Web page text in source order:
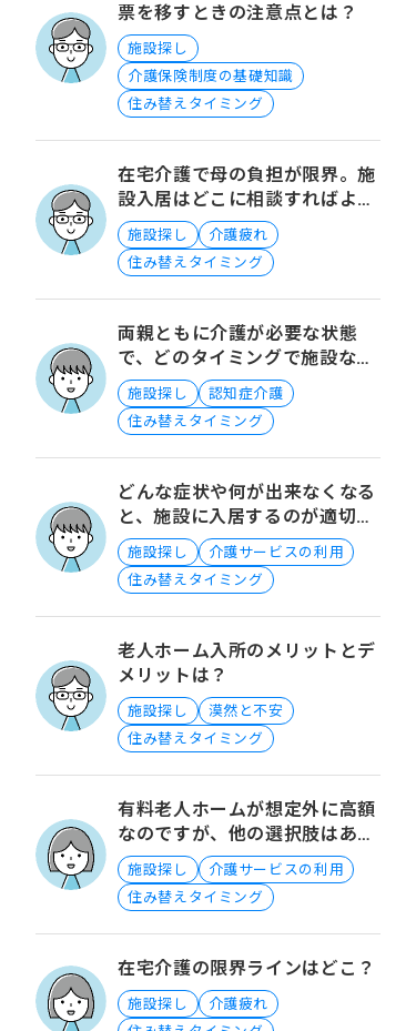
票を移すときの注意点とは？
施設探し
介護保険制度の基礎知識
住み替えタイミング
在宅介護で母の負担が限界。施
設入居はどこに相談すればよい
でしょうか？
施設探し
介護疲れ
住み替えタイミング
両親ともに介護が必要な状態
で、どのタイミングで施設など
を考えるべきか、また同じ施設
が良いのかなど考え方を教えて
ほしいです。
施設探し
認知症介護
住み替えタイミング
どんな症状や何が出来なくなる
と、施設に入居するのが適切な
のでしょうか？
施設探し
介護サービスの利用
住み替えタイミング
老人ホーム入所のメリットとデ
メリットは？
施設探し
漠然と不安
住み替えタイミング
有料老人ホームが想定外に高額
なのですが、他の選択肢はあり
ますか？
施設探し
介護サービスの利用
住み替えタイミング
在宅介護の限界ラインはどこ？
施設探し
介護疲れ